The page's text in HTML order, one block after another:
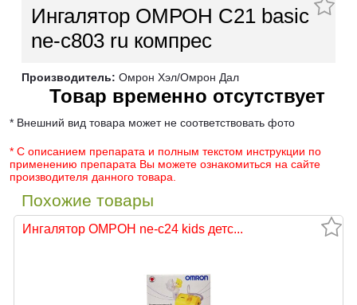
Ингалятор ОМРОН С21 basic
ne-c803 ru компрес
Производитель: Омрон Хэл/Омрон Дал
Товар временно отсутствует
* Внешний вид товара может не соответствовать фото
* С описанием препарата и полным текстом инструкции по
применению препарата Вы можете ознакомиться на сайте
производителя данного товара.
Похожие товары
Ингалятор ОМРОН ne-c24 kids детс...